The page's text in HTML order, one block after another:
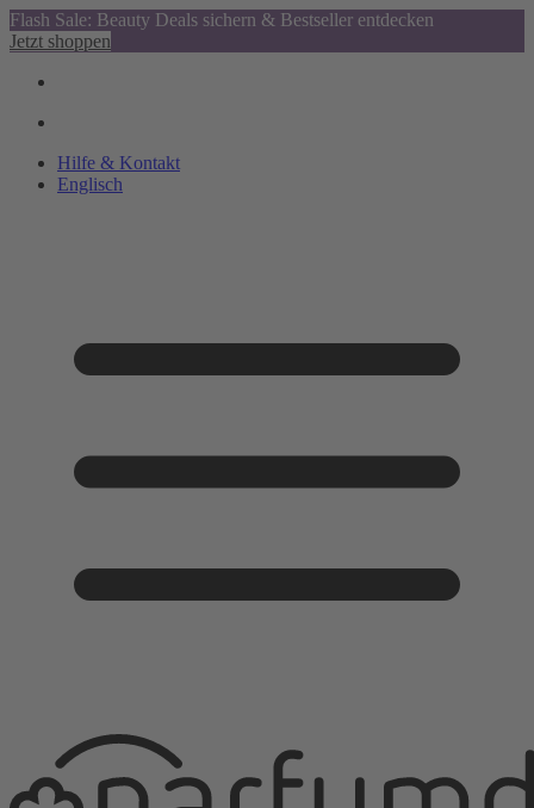
Flash Sale: Beauty Deals sichern & Bestseller entdecken
Jetzt shoppen
Hilfe & Kontakt
Englisch